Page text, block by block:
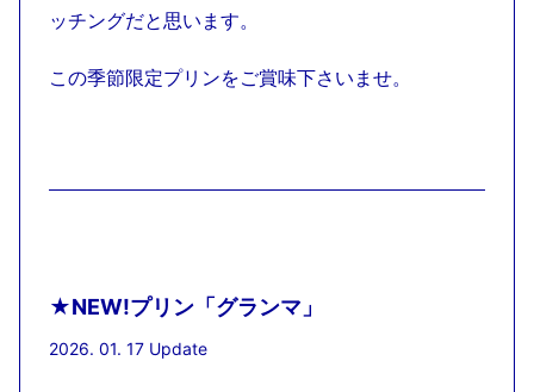
ッチングだと思います。
この季節限定プリンをご賞味下さいませ。
★NEW!プリン「グランマ」
2026. 01. 17 Update